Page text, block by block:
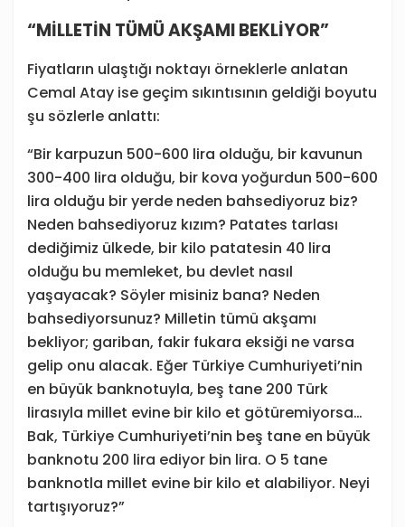
“MİLLETİN TÜMÜ AKŞAMI BEKLİYOR”
Fiyatların ulaştığı noktayı örneklerle anlatan
Cemal Atay ise geçim sıkıntısının geldiği boyutu
şu sözlerle anlattı:
“Bir karpuzun 500-600 lira olduğu, bir kavunun
300-400 lira olduğu, bir kova yoğurdun 500-600
lira olduğu bir yerde neden bahsediyoruz biz?
Neden bahsediyoruz kızım? Patates tarlası
dediğimiz ülkede, bir kilo patatesin 40 lira
olduğu bu memleket, bu devlet nasıl
yaşayacak? Söyler misiniz bana? Neden
bahsediyorsunuz? Milletin tümü akşamı
bekliyor; gariban, fakir fukara eksiği ne varsa
gelip onu alacak. Eğer Türkiye Cumhuriyeti’nin
en büyük banknotuyla, beş tane 200 Türk
lirasıyla millet evine bir kilo et götüremiyorsa…
Bak, Türkiye Cumhuriyeti’nin beş tane en büyük
banknotu 200 lira ediyor bin lira. O 5 tane
banknotla millet evine bir kilo et alabiliyor. Neyi
tartışıyoruz?”